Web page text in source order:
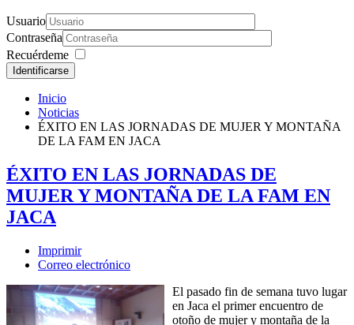
Usuario
Contraseña
Recuérdeme
Identificarse
Inicio
Noticias
ÉXITO EN LAS JORNADAS DE MUJER Y MONTAÑA
DE LA FAM EN JACA
ÉXITO EN LAS JORNADAS DE
MUJER Y MONTAÑA DE LA FAM EN
JACA
Imprimir
Correo electrónico
El pasado fin de semana tuvo lugar
en Jaca el primer encuentro de
otoño de mujer y montaña de la